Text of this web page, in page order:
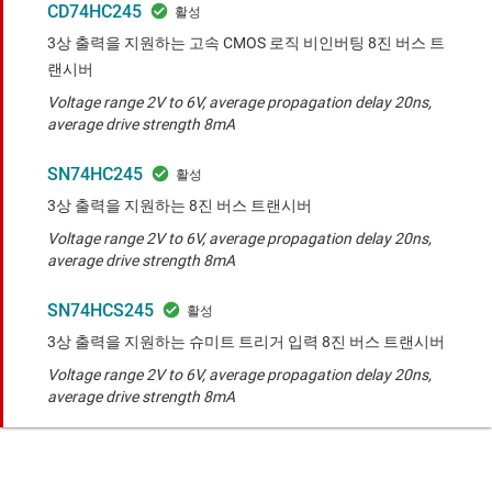
CD74HC245
3상 출력을 지원하는 고속 CMOS 로직 비인버팅 8진 버스 트
랜시버
Voltage range 2V to 6V, average propagation delay 20ns,
average drive strength 8mA
SN74HC245
3상 출력을 지원하는 8진 버스 트랜시버
Voltage range 2V to 6V, average propagation delay 20ns,
average drive strength 8mA
SN74HCS245
3상 출력을 지원하는 슈미트 트리거 입력 8진 버스 트랜시버
Voltage range 2V to 6V, average propagation delay 20ns,
average drive strength 8mA